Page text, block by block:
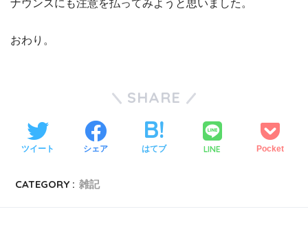
ナウンスにも注意を払ってみようと思いました。
おわり。
SHARE
ツイート シェア はてブ LINE Pocket
CATEGORY : 雑記